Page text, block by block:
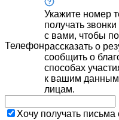
Телефон
Укажите номер
получать
с вами, чтобы
рассказать о
сообщить о
способах
к вашим данным
лицам.
Хочу получать